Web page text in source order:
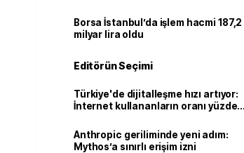
Borsa İstanbul’da işlem hacmi 187,2
milyar lira oldu
Editörün Seçimi
Türkiye'de dijitalleşme hızı artıyor:
İnternet kullananların oranı yüzde
Anthropic geriliminde yeni adım:
Mythos’a sınırlı erişim izni